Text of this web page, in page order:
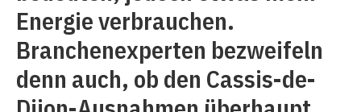
Energie verbrauchen.
Branchenexperten bezweifeln
denn auch, ob den Cassis-de-